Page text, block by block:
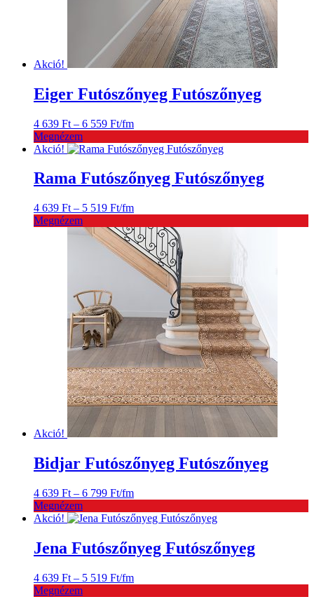
Akció!
Eiger Futószőnyeg Futószőnyeg
4 639 Ft – 6 559 FtÁrtartomány:
639 Ft
6
559 Ft
/fm
Megnézem
Akció!
Rama Futószőnyeg Futószőnyeg
4 639 Ft – 5 519 FtÁrtartomány:
639 Ft
-
5
519 Ft
/fm
Megnézem
Akció!
Bidjar Futószőnyeg Futószőnyeg
4 639 Ft – 6 799 FtÁrtartomány:
639 Ft
6
799 Ft
/fm
Megnézem
Akció!
Jena Futószőnyeg Futószőnyeg
4 639 Ft – 5 519 FtÁrtartomány:
/fm
Megnézem